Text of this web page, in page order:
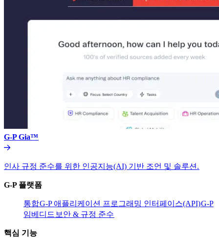
G-P Gia™​​
인사 규정 준수를 위한 인공지능(AI) 기반 조언 및 솔루션.​​
G-P 플랫폼​​
통합​​G-P 애플리케이션 프로그래밍 인터페이스(API)​​G-P
임베디드​​ 보안 & 규정 준수​​
핵심 기능​​